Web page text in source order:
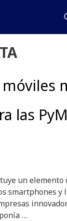
las
un elemento
smartphones y
…